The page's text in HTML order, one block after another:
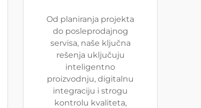
Od planiranja projekta
do posleprodajnog
servisa, naše ključna
rešenja uključuju
inteligentno
proizvodnju, digitalnu
integraciju i strogu
kontrolu kvaliteta,